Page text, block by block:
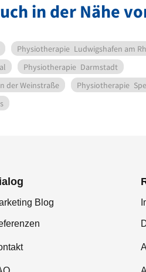
in der Nähe
Physiotherapie Ludwigshafen am
Physiotherapie Darmstadt
der Weinstraße Physiotherapie
Blog